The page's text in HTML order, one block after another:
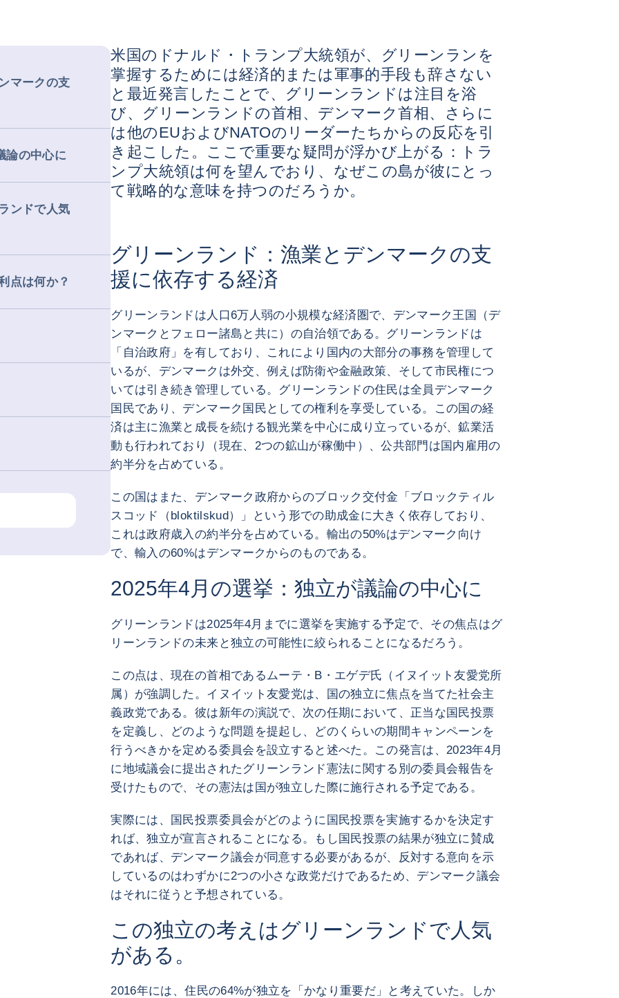
マークの支
論の中心に
ンドで人気
点は何か？
米国のドナルド・トランプ大統領が、グリーンランを
掌握するためには経済的または軍事的手段も辞さない
と最近発言したことで、グリーンランドは注目を浴
び、グリーンランドの首相、デンマーク首相、さらに
は他のEUおよびNATOのリーダーたちからの反応を引
き起こした。ここで重要な疑問が浮かび上がる：トラ
ンプ大統領は何を望んでおり、なぜこの島が彼にとっ
て戦略的な意味を持つのだろうか。
グリーンランド：漁業とデンマークの支
援に依存する経済
グリーンランドは人口6万人弱の小規模な経済圏で、デンマーク王国（デ
ンマークとフェロー諸島と共に）の自治領である。グリーンランドは
「自治政府」を有しており、これにより国内の大部分の事務を管理して
いるが、デンマークは外交、例えば防衛や金融政策、そして市民権につ
いては引き続き管理している。グリーンランドの住民は全員デンマーク
国民であり、デンマーク国民としての権利を享受している。この国の経
済は主に漁業と成長を続ける観光業を中心に成り立っているが、鉱業活
動も行われており（現在、2つの鉱山が稼働中）、公共部門は国内雇用の
約半分を占めている。
この国はまた、デンマーク政府からのブロック交付金「ブロックティル
スコッド（bloktilskud）」という形での助成金に大きく依存しており、
これは政府歳入の約半分を占めている。輸出の50%はデンマーク向け
で、輸入の60%はデンマークからのものである。
2025年4月の選挙：独立が議論の中心に
グリーンランドは2025年4月までに選挙を実施する予定で、その焦点はグ
リーンランドの未来と独立の可能性に絞られることになるだろう。
この点は、現在の首相であるムーテ・B・エゲデ氏（イヌイット友愛党所
属）が強調した。イヌイット友愛党は、国の独立に焦点を当てた社会主
義政党である。彼は新年の演説で、次の任期において、正当な国民投票
を定義し、どのような問題を提起し、どのくらいの期間キャンペーンを
行うべきかを定める委員会を設立すると述べた。この発言は、2023年4月
に地域議会に提出されたグリーンランド憲法に関する別の委員会報告を
受けたもので、その憲法は国が独立した際に施行される予定である。
実際には、国民投票委員会がどのように国民投票を実施するかを決定す
れば、独立が宣言されることになる。もし国民投票の結果が独立に賛成
であれば、デンマーク議会が同意する必要があるが、反対する意向を示
しているのはわずかに2つの小さな政党だけであるため、デンマーク議会
はそれに従うと予想されている。
この独立の考えはグリーンランドで人気
がある。
2016年には、住民の64%が独立を「かなり重要だ」と考えていた。しか